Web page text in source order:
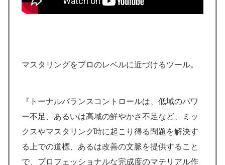
マスタリングをプロのレベルに近づけるツール。
『トーナルバランスコントロールは、低域のパワ
ー不足、あるいは高域の鮮やかさ不足など、ミッ
クスやマスタリング時に起こり得る問題を解決す
る上での道標、あるは改善の文脈を提供すること
で、プロフェッショナルな完成度のマテリアル作